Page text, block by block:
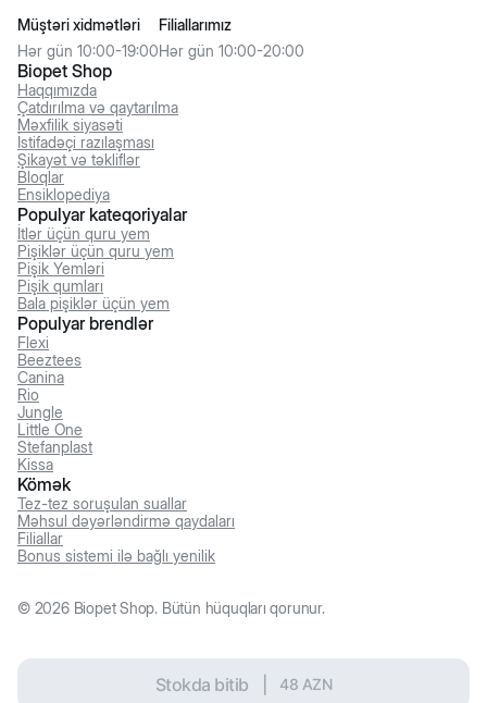
Stokda bitib 48 AZN
Biopet Shop
Haqqımızda
Çatdırılma və qaytarılma
Məxfilik siyasəti
İstifadəçi razılaşması
Şikayət və təkliflər
Bloqlar
Ensiklopediya
Müştəri xidmətləri
Hər gün 10:00-19:00
Filiallarımız
Hər gün 10:00-20:00
Populyar kateqoriyalar
İtlər üçün quru yem
Pişiklər üçün quru yem
Pişik Yemləri
Pişik qumları
Bala pişiklər üçün yem
Populyar brendlər
Flexi
Beeztees
Canina
Rio
Jungle
Little One
Stefanplast
Kissa
Kömək
Tez-tez soruşulan suallar
Məhsul dəyərləndirmə qaydaları
Filiallar
Bonus sistemi ilə bağlı yenilik
© 2026Biopet Shop. Bütün hüquqları qorunur.